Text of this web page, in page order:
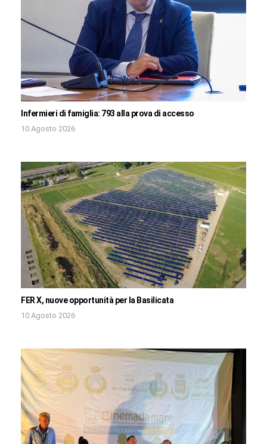
Infermieri di famiglia: 793 alla prova di accesso
10 Agosto 2026
FER X, nuove opportunità per la Basilicata
10 Agosto 2026